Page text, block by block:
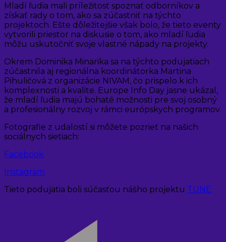
Mladí ľudia mali príležitosť spoznať odborníkov a
získať rady o tom, ako sa zúčastniť na týchto
projektoch. Ešte dôležitejšie však bolo, že tieto eventy
vytvorili priestor na diskusie o tom, ako mladí ľudia
môžu uskutočniť svoje vlastné nápady na projekty.
Okrem Dominika Minarika sa na týchto podujatiach
zúčastnila aj regionálna koordinátorka Martina
Pihuličová z organizácie NIVAM, čo prispelo k ich
komplexnosti a kvalite. Europe Info Day jasne ukázal,
že mladí ľudia majú bohaté možnosti pre svoj osobný
a profesionálny rozvoj v rámci európskych programov.
Fotografie z udalostí si môžete pozrieť na našich
sociálnych sietiach:
Facebook
Instagram
Tieto podujatia boli súčasťou nášho projektu TUNE